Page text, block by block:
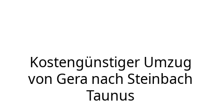
Kostengünstiger Umzug
von Gera nach Steinbach
Taunus